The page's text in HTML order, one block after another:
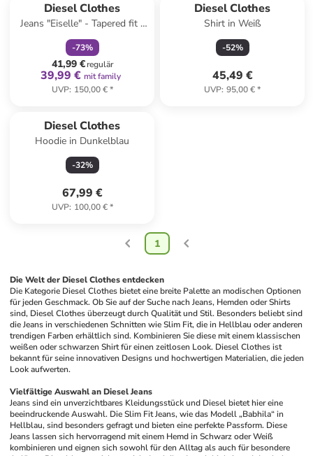
Diesel Clothes
Jeans "Eiselle" - Tapered fit -
in Blau
-73%
41,99 €regulär
39,99 € mit family
UVP: 150,00 €*
Diesel Clothes
Shirt in Weiß
-52%
45,49 €
UVP: 95,00 €*
Diesel Clothes
Hoodie in Dunkelblau
-32%
67,99 €
UVP: 100,00 €*
1
Die Welt der Diesel Clothes entdecken
Die Kategorie Diesel Clothes bietet eine breite Palette an modischen Optionen
für jeden Geschmack. Ob Sie auf der Suche nach Jeans, Hemden oder Shirts
sind, Diesel Clothes überzeugt durch Qualität und Stil. Besonders beliebt sind
die Jeans in verschiedenen Schnitten wie Slim Fit, die in Hellblau oder anderen
trendigen Farben erhältlich sind. Kombinieren Sie diese mit einem klassischen
weißen oder schwarzen Shirt für einen zeitlosen Look. Diesel Clothes ist
bekannt für seine innovativen Designs und hochwertigen Materialien, die jeden
Look aufwerten.
Vielfältige Auswahl an Diesel Jeans
Jeans sind ein unverzichtbares Kleidungsstück und Diesel bietet hier eine
beeindruckende Auswahl. Die Slim Fit Jeans, wie das Modell „Babhila“ in
Hellblau, sind besonders gefragt und bieten eine perfekte Passform. Diese
Jeans lassen sich hervorragend mit einem Hemd in Schwarz oder Weiß
kombinieren und eignen sich sowohl für den Alltag als auch für besondere